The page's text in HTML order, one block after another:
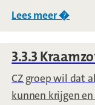
Lees meer �
3.3.3
CZ groep wil dat
kunnen krijgen